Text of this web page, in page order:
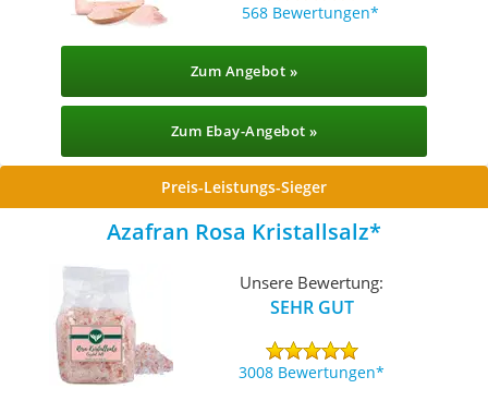
568 Bewertungen
Zum Angebot »
Zum Ebay-Angebot »
Preis-Leistungs-Sieger
Azafran Rosa Kristallsalz
Unsere Bewertung:
SEHR GUT
3008 Bewertungen